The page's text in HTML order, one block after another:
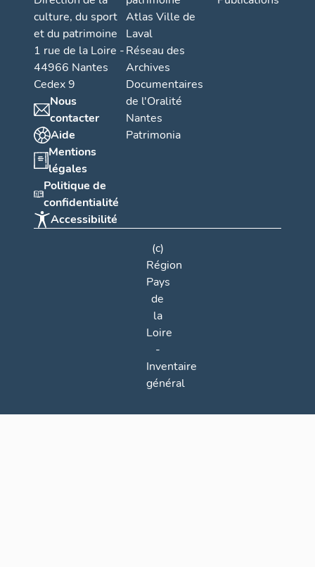
culture, du sport
et du patrimoine
1 rue de la Loire -
44966 Nantes
Cedex 9
Nous
contacter
Aide
Mentions
légales
Politique de
confidentialité
Accessibilité
Atlas Ville de
Laval
Réseau des
Archives
Documentaires
de l'Oralité
Nantes
Patrimonia
(c)
Région
Pays
de
la
Loire
-
Inventaire
général